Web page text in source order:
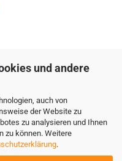
und andere
auch von
der Website zu
zu analysieren und Ihnen
zu können. Weitere
.